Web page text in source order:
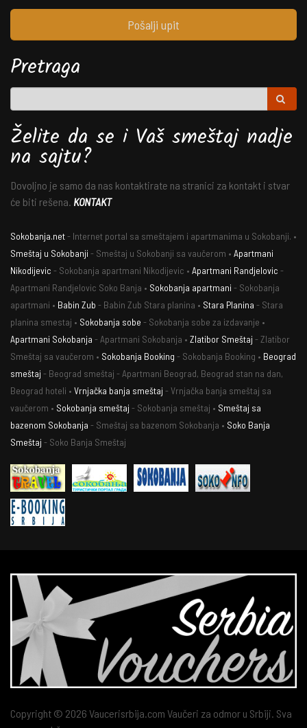
Pošalji upit
Pretraga
Želite da se i Vaš smeštaj nadje
na sajtu?
Dovoljno je samo da nas kontaktirate na stranici za kontakt i stvar
će biti rešena. KONTAKT
Sokobanja.net- Internet portal sa smeštajem i apartmanima u Sokobanji. •
Smeštaj u Sokobanji - Smeštaj u Sokobanji sa vaučerom • Apartmani
Nikodijevic - Sokobanja apartmani Nikodijevic • Apartmani Randjelovic -
Apartmani Randjelovic Soko Banja • Sokobanja apartmani - Sokobanja
apartmani • Babin Zub - Babin Zub Stara planina • Stara Planina - Stara
planina smestaj • Sokobanja sobe - Sokobanja sobe za izdavanje •
Apartmani Sokobanja - Apartmani Sokobanja • Zlatibor Smeštaj - Zlatibor
Smeštaj sa vaučerom • Sokobanja Booking - Sokobanja Booking • Beograd
smeštaj - Beograd smeštaj - Apartmani Beograd, Beograd stan na dan,
Beograd hoteli • Vrnjačka banja smeštaj - Vrnjačka banja smeštaj sa
vaučerom • Sokobanja smeštaj - Sokobanja smeštaj • Smeštaj sa
bazenom Sokobanja - Smeštaj sa bazenom Sokobanja • Soko Banja
Smeštaj - Soko Banja Smeštaj
Copyright © 2026 Vaucerisrbija.com Vaučeri za odmor u Srbiji. Sva